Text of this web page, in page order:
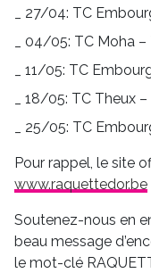
27/04: TC
04/05: TC Moha –
11/05: TC
18/05: TC Theux
25/05: TC
Pour rappel, le site
www.raquettedor.be
Soutenez-nous en
beau message
le mot-clé